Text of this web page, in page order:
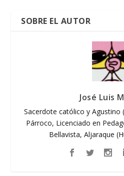
SOBRE EL AUTOR
José Luis
Sacerdote católico y Agustino
Párroco, Licenciado en
Bellavista, Aljaraque